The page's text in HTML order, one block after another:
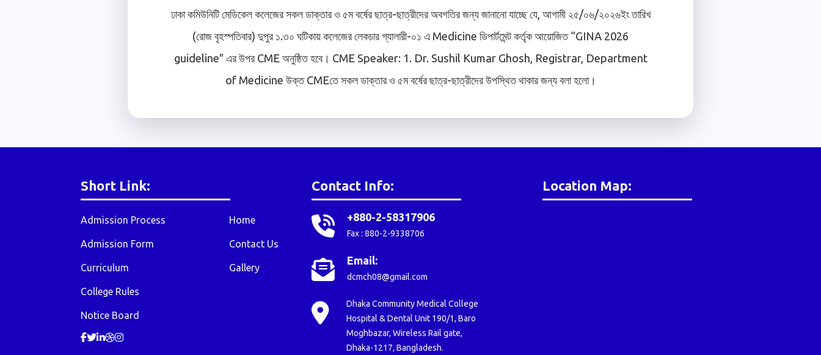
ঢাকা কমিউনিটি মেডিকেল কলেজের সকল ডাক্তার ও ৫ম বর্ষের ছাত্র-ছাত্রীদের অবগতির জন্য জানানো যাচ্ছে যে, আগামী ২৫/০৬/২০২৬ইং তারিখ
(রোজ বৃহস্পতিবার) দুপুর ১.৩০ ঘটিকায় কলেজের লেকচার গ্যালারী-০১ এ Medicine ডিপার্টমেন্ট কর্তৃক আয়োজিত “GINA 2026
guideline" এর উপর CME অনুষ্ঠিত হবে। CME Speaker: 1. Dr. Sushil Kumar Ghosh, Registrar, Department
of Medicine উক্ত CMEতে সকল ডাক্তার ও ৫ম বর্ষের ছাত্র-ছাত্রীদের উপস্থিত থাকার জন্য বলা হলো।
Short Link:
Admission Process
Admission Form
Curriculum
College Rules
Notice Board
Home
Contact Us
Gallery
Contact Info:
+880-2-58317906
Fax : 880-2-9338706
Email:
dcmch08@gmail.com
Dhaka Community Medical College
Hospital & Dental Unit 190/1, Baro
Moghbazar, Wireless Rail gate,
Dhaka-1217, Bangladesh.
Location Map: